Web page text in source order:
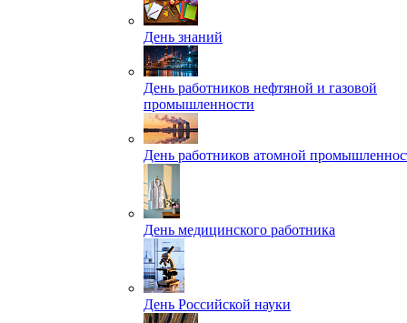
День знаний
День работников нефтяной и газовой
промышленности
День работников атомной
День медицинского работника
День Российской науки